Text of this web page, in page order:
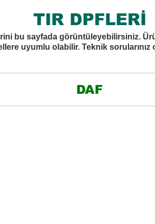
TIR DPFLERİ
bu sayfada görüntüleyebilirsiniz.
uyumlu olabilir. Teknik
DAF